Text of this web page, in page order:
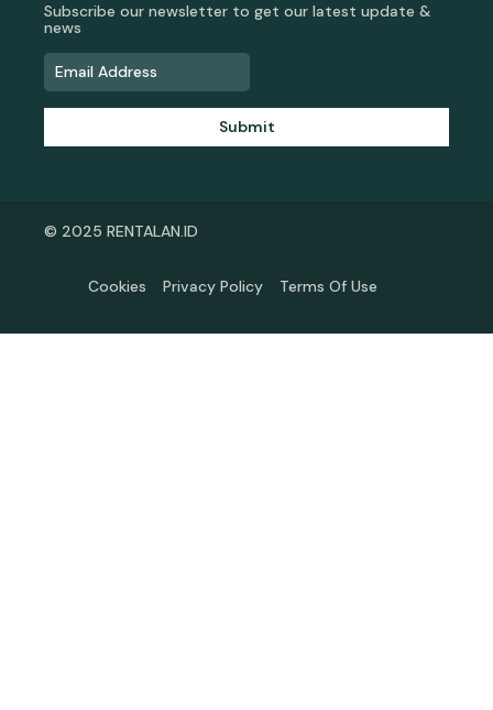
Subscribe our newsletter to get our latest update &
news
Submit
© 2025 RENTALAN.ID
Cookies Privacy Policy Terms Of Use